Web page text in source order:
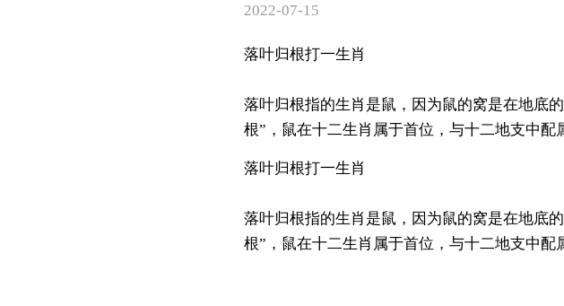
2022-07-15
落叶归根打一生肖
落叶归根指的生肖是鼠，因为鼠的窝是在地底
根”，鼠在十二生肖属于首位，与十二地支中配
落叶归根打一生肖
落叶归根指的生肖是鼠，因为鼠的窝是在地底
根”，鼠在十二生肖属于首位，与十二地支中配